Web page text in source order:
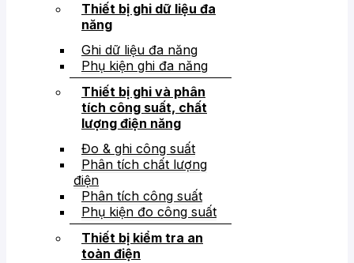
Thiết bị ghi dữ liệu đa
năng
Ghi dữ liệu đa năng
Phụ kiện ghi đa năng
Thiết bị ghi và phân
tích công suất, chất
lượng điện năng
Đo & ghi công suất
Phân tích chất lượng
điện
Phân tích công suất
Phụ kiện đo công suất
Thiết bị kiểm tra an
toàn điện